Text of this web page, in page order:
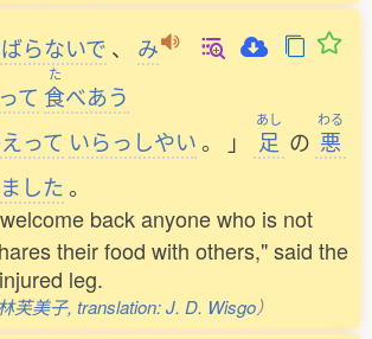
らないで 、
み
て
た
食べあう
って いらっしやい。 」
あし
足 の
わる
悪
した。
back anyone who is not
their food with others," said the
leg.
芙美子, translation: J. D. Wisgo）